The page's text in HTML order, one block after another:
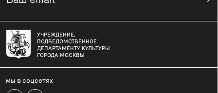
УЧРЕЖДЕНИЕ,
ПОДВЕДОМСТВЕННОЕ
ДЕПАРТАМЕНТУ КУЛЬТУРЫ
ГОРОДА МОСКВЫ
мы в соцсетях